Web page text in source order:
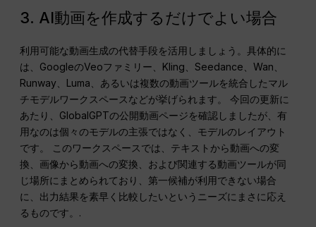
3. AI動画を作成するだけでよい場合
利用可能な動画生成の代替手段を活用しましょう。具体的に
は、GoogleのVeoファミリー、Kling、Seedance、Wan、
Runway、Luma、あるいは複数の動画ツールを統合したマル
チモデルワークスペースなどが挙げられます。 今回の更新に
あたり、GlobalGPTの公開動画ページを確認しましたが、有
用なのは個々のモデルの主張ではなく、モデルのレイアウト
です。 このワークスペースでは、テキストから動画への変
換、画像から動画への変換、および関連する動画ツールが同
じ場所にまとめられており、第一候補が利用できない場合
に、出力結果を素早く比較したいというニーズにまさに応え
るものです。.